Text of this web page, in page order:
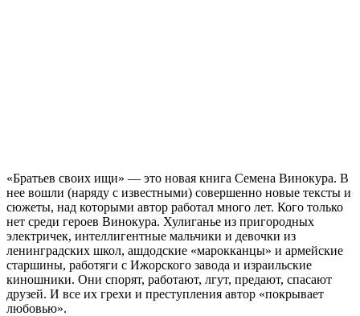
«Братьев своих ищи» — это новая книга Семена Винокура. В
нее вошли (наряду с известными) совершенно новые тексты и
сюжеты, над которыми автор работал много лет. Кого только
нет среди героев Винокура. Хулиганье из пригородных
электричек, интеллигентные мальчики и девочки из
ленинградских школ, ашдодские «марокканцы» и армейские
старшины, работяги с Ижорского завода и израильские
киношники. Они спорят, работают, лгут, предают, спасают
друзей. И все их грехи и преступления автор «покрывает
любовью».